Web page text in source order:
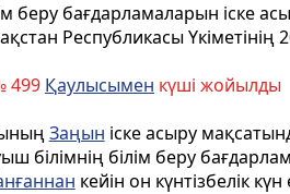
беру бағдарламаларын iске
Республикасы
499 Қаулысымен күші жойылды
Заңын iске асыру
білімнiң білім беру
кейiн он күнтiзбелiк күн